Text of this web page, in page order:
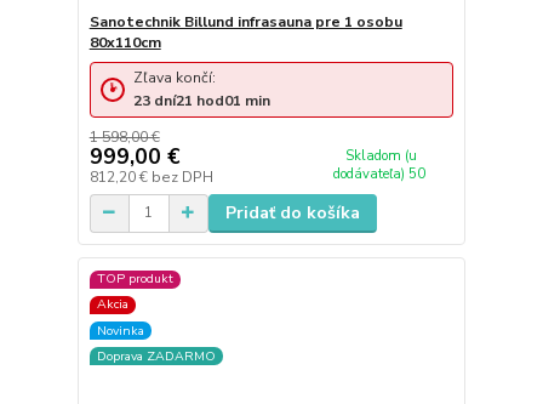
Sanotechnik Billund infrasauna pre 1 osobu
80x110cm
1 598,00 €
999,00 €
812,20 € bez DPH
Skladom (u
dodávateľa) 50
Zľava končí:
23 dní21 hod01 min
Pridať do košíka
TOP produkt
Akcia
Novinka
Doprava ZADARMO